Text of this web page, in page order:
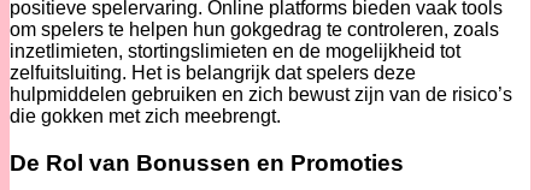
positieve spelervaring. Online platforms bieden vaak tools
om spelers te helpen hun gokgedrag te controleren, zoals
inzetlimieten, stortingslimieten en de mogelijkheid tot
zelfuitsluiting. Het is belangrijk dat spelers deze
hulpmiddelen gebruiken en zich bewust zijn van de risico’s
die gokken met zich meebrengt.
De Rol van Bonussen en Promoties